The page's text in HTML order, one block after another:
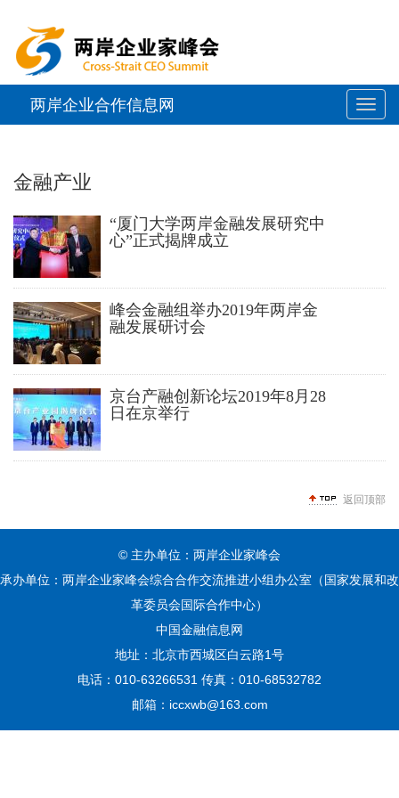
展
两岸企业合作信息网
金融产业
“厦门大学两岸金融发展研究中
心”正式揭牌成立
峰会金融组举办2019年两岸金
融发展研讨会
京台产融创新论坛2019年8月28
日在京举行
返回顶部
© 主办单位：两岸企业家峰会
承办单位：两岸企业家峰会综合合作交流推进小组办公室（国家发展和改
革委员会国际合作中心）
中国金融信息网
地址：北京市西城区白云路1号
电话：010-63266531 传真：010-68532782
邮箱：iccxwb@163.com